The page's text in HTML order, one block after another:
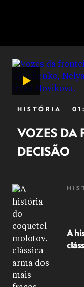
HISTÓRIA
VOZES DA
DECISÃO
A